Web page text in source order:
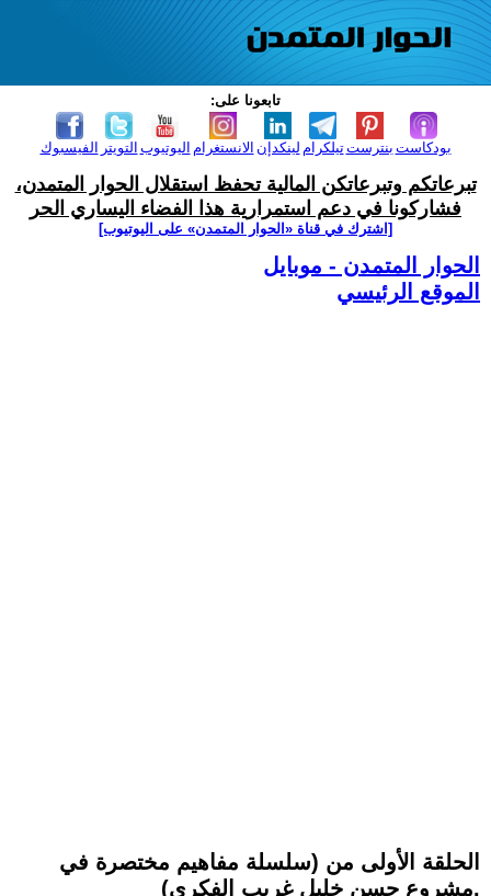
تابعونا على:
الفيسبوك التويتر اليوتيوب الانستغرام لينكدإن تيلكرامبنترست بودكاست
تبرعاتكم وتبرعاتكن المالية تحفظ استقلال الحوار المتمدن،
فشاركونا في دعم استمرارية هذا الفضاء اليساري الحر
[اشترك في قناة ‫«الحوار المتمدن» على اليوتيوب]
الحوار المتمدن - موبايل
الموقع الرئيسي
الحلقة الأولى من (سلسلة مفاهيم مختصرة في
مشروع حسن خليل غريب الفكري).